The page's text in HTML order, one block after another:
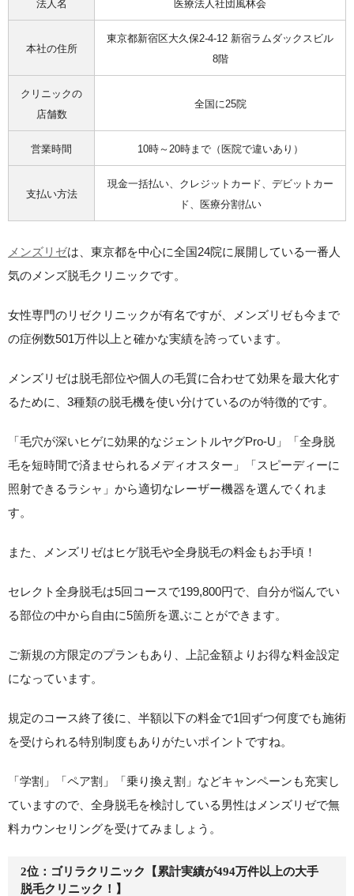
法人名 医療法人社団風林会
本社の住所
東京都新宿区大久保2-4-12 新宿ラムダックスビル
8階
クリニックの
店舗数
全国に25院
営業時間 10時～20時まで（医院で違いあり）
支払い方法
現金一括払い、クレジットカード、デビットカー
ド、医療分割払い
メンズリゼは、東京都を中心に全国24院に展開している一番人
気のメンズ脱毛クリニックです。
女性専門のリゼクリニックが有名ですが、
メンズリゼも今まで
の症例数501万件以上と確かな実績を誇っています。
メンズリゼは脱毛部位や個人の毛質に合わせて効果を最大化す
るために、3種類の脱毛機を使い分けているのが特徴的です。
「毛穴が深いヒゲに効果的なジェントルヤグPro-U」「全身脱
毛を短時間で済ませられるメディオスター」「スピーディーに
照射できるラシャ」から適切なレーザー機器を選んでくれま
す。
また、メンズリゼはヒゲ脱毛や全身脱毛の料金もお手頃！
セレクト全身脱毛は5回コースで199,800円で、自分が悩んでい
る部位の中から自由に5箇所を選ぶことができます。
ご新規の方限定のプランもあり、上記金額よりお得な料金設定
になっています。
規定のコース終了後に、 半額以下の料金で1回ずつ何度でも施術
を受けられる特別制度もありがたいポイントですね。
「学割」「ペア割」「乗り換え割」などキャンペーンも充実し
ていますので、全身脱毛を検討している男性はメンズリゼで無
料カウンセリングを受けてみましょう。
2位：ゴリラクリニック【累計実績が494万件以上の大手
脱毛クリニック！】